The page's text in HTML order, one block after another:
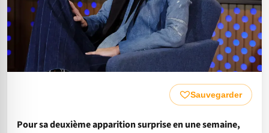
Sauvegarder
Pour sa deuxième apparition surprise en une semaine,